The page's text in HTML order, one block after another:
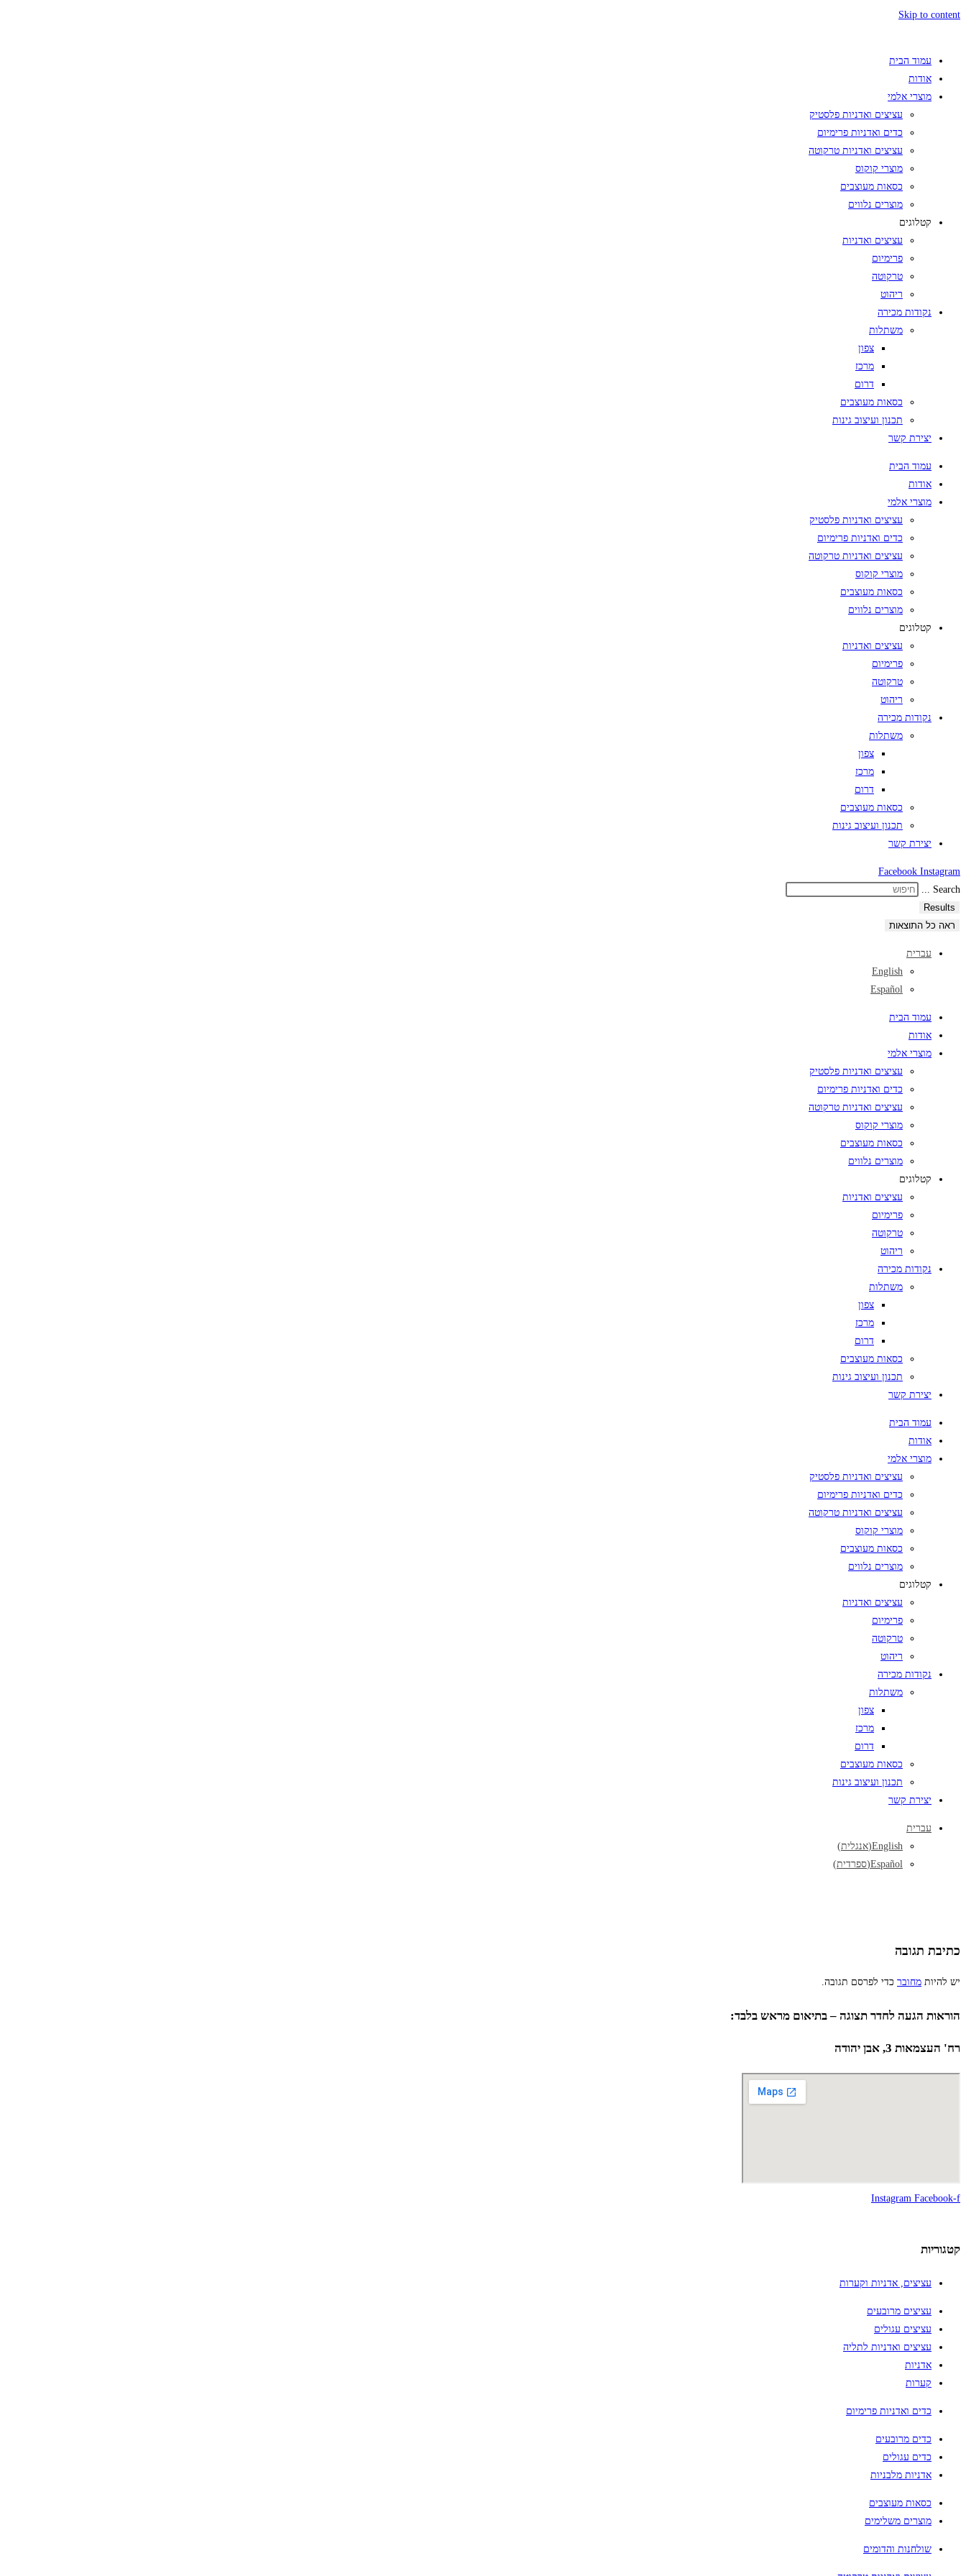
Skip to content
עמוד הבית
אודות
מוצרי אלמי
עציצים ואדניות פלסטיק
כדים ואדניות פרימיום
עציצים ואדניות טרקוטה
מוצרי קוקוס
כסאות מעוצבים
מוצרים נלווים
קטלוגים
עציצים ואדניות
פרימיום
טרקוטה
ריהוט
נקודות מכירה
משתלות
צפון
מרכז
דרום
כסאות מעוצבים
תכנון ועיצוב גינות
יצירת קשר
עמוד הבית
אודות
מוצרי אלמי
עציצים ואדניות פלסטיק
כדים ואדניות פרימיום
עציצים ואדניות טרקוטה
מוצרי קוקוס
כסאות מעוצבים
מוצרים נלווים
קטלוגים
עציצים ואדניות
פרימיום
טרקוטה
ריהוט
נקודות מכירה
משתלות
צפון
מרכז
דרום
כסאות מעוצבים
תכנון ועיצוב גינות
יצירת קשר
Facebook Instagram
Search ...
Results
ראה כל התוצאות
עברית
English
Español
עמוד הבית
אודות
מוצרי אלמי
עציצים ואדניות פלסטיק
כדים ואדניות פרימיום
עציצים ואדניות טרקוטה
מוצרי קוקוס
כסאות מעוצבים
מוצרים נלווים
קטלוגים
עציצים ואדניות
פרימיום
טרקוטה
ריהוט
נקודות מכירה
משתלות
צפון
מרכז
דרום
כסאות מעוצבים
תכנון ועיצוב גינות
יצירת קשר
עמוד הבית
אודות
מוצרי אלמי
עציצים ואדניות פלסטיק
כדים ואדניות פרימיום
עציצים ואדניות טרקוטה
מוצרי קוקוס
כסאות מעוצבים
מוצרים נלווים
קטלוגים
עציצים ואדניות
פרימיום
טרקוטה
ריהוט
נקודות מכירה
משתלות
צפון
מרכז
דרום
כסאות מעוצבים
תכנון ועיצוב גינות
יצירת קשר
עברית
English
(אנגלית)
Español
(ספרדית)
כתיבת תגובה
יש להיות מחובר כדי לפרסם תגובה.
הוראות הגעה לחדר תצוגה – בתיאום מראש בלבד:
רח' העצמאות 3, אבן יהודה
Instagram Facebook-f
קטגוריות
עציצים, אדניות וקערות
עציצים מרובעים
עציצים עגולים
עציצים ואדניות לתליה
אדניות
קערות
כדים ואדניות פרימיום
כדים מרובעים
כדים עגולים
אדניות מלבניות
כסאות מעוצבים
מוצרים משלימים
שולחנות והדומים